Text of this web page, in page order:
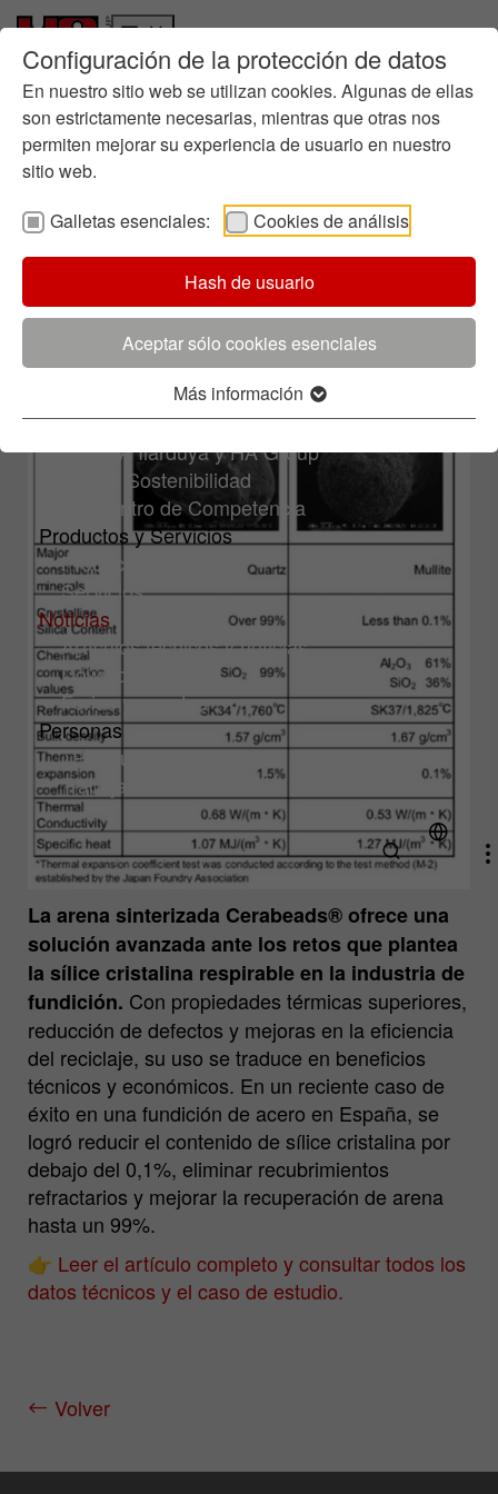
Configuración de la protección de datos
En nuestro sitio web se utilizan cookies. Algunas de ellas
son estrictamente necesarias, mientras que otras nos
permiten mejorar su experiencia de usuario en nuestro
sitio web.
Galletas esenciales:
Cookies de análisis
Hash de usuario
Aceptar sólo cookies esenciales
Más información
Ir a la página principal
Skip to page footer
Quiénes somos
Historia
Gestión empresarial
Química en la fundición
Dónde estamos
Informes
Ruta hacia la Sostenibilidad
Gestión Medioambiental
Certificados
Iniciativas
Proceso de Innovación
I+D: HA Ilarduya y HA Group
Focus: Sostenibilidad
HA Centro de Competencia
Productos y Servicios
Productos
Servicios
Noticias
Artículos técnicos y noticias
Downloads
Ferias y eventos
Personas
¿Por qué HA Ilarduya?
Trabaja con Nosotros
27.05.2025
Cerabeads®: la arena técnica que
revoluciona la fundición
Una alternativa segura y eficiente frente a la
sílice cristalina.
La arena sinterizada Cerabeads® ofrece una
solución avanzada ante los retos que plantea
la sílice cristalina respirable en la industria de
fundición. Con propiedades térmicas superiores,
reducción de defectos y mejoras en la eficiencia
del reciclaje, su uso se traduce en beneficios
técnicos y económicos. En un reciente caso de
éxito en una fundición de acero en España, se
logró reducir el contenido de sílice cristalina por
debajo del 0,1%, eliminar recubrimientos
refractarios y mejorar la recuperación de arena
hasta un 99%.
👉 Leer el artículo completo y consultar todos los
datos técnicos y el caso de estudio.
Volver